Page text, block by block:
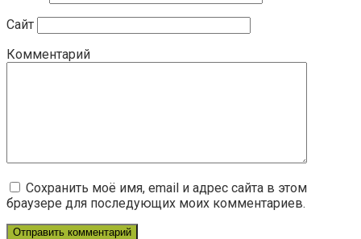
Сайт
Комментарий
Сохранить моё имя, email и адрес сайта в этом
браузере для последующих моих комментариев.